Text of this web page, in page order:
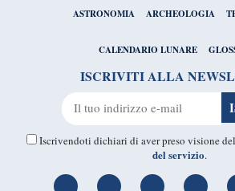
ASTRONOMIA ARCHEOLOGIA
CALENDARIO LUNARE
ISCRIVITI ALLA
Iscrivendoti dichiari di aver preso visione
del servizio.